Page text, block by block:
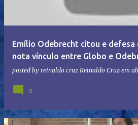
Emílio Odebrecht citou e defesa
nota vínculo entre Globo e
posted by reinaldo cruz Reinaldo Cruz em
0